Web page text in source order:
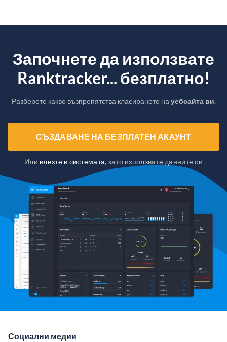
Започнете да използвате
Ranktracker... безплатно!
Разберете какво възпрепятства класирането на уебсайта ви.
СЪЗДАВАНЕ НА БЕЗПЛАТЕН АКАУНТ
Или влезте в системата, като използвате данните си
Социални медии